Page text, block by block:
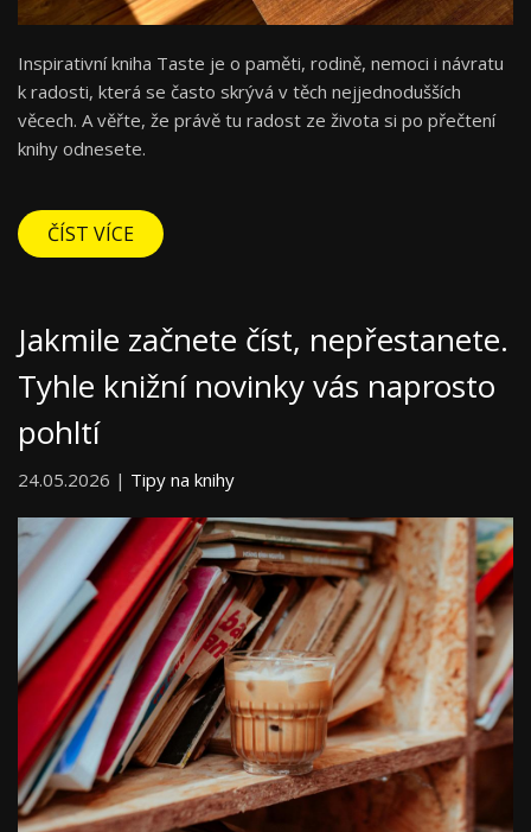
Inspirativní kniha Taste je o paměti, rodině, nemoci i návratu
k radosti, která se často skrývá v těch nejjednodušších
věcech. A věřte, že právě tu radost ze života si po přečtení
knihy odnesete.
ČÍST VÍCE
Jakmile začnete číst, nepřestanete.
Tyhle knižní novinky vás naprosto
pohltí
24.05.2026 | Tipy na knihy